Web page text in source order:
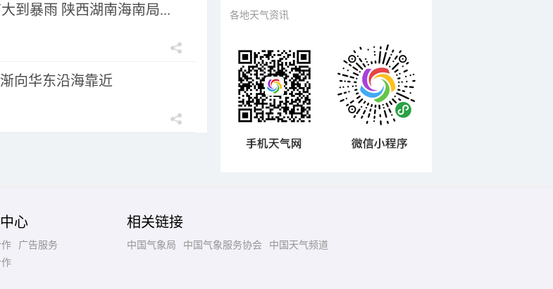
到暴雨 陕西湖南海南局...
向华东沿海靠近
各地天气资讯
心
广告服务
相关链接
中国气象局 中国气象服务协会 中国天气频道